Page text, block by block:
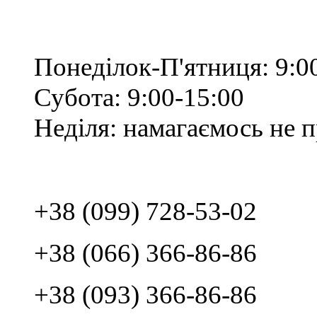
Понеділок-П'ятниця:
Субота: 9:00-15:00
Неділя: намагаємось не
+38 (099) 728-53-02
+38 (066) 366-86-86
+38 (093) 366-86-86